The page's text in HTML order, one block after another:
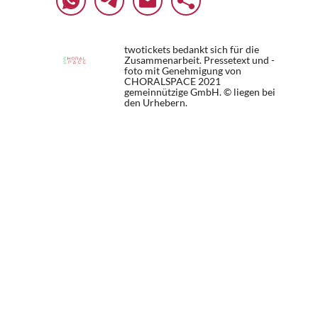
twotickets bedankt sich für die
Zusammenarbeit. Pressetext und -
foto mit Genehmigung von
CHORALSPACE 2021
gemeinnützige GmbH. © liegen bei
den Urhebern.